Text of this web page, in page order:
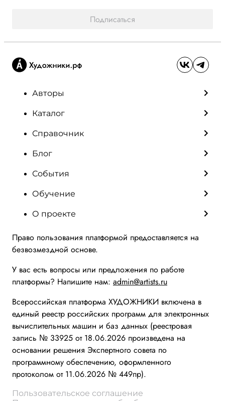
Подписаться
Авторы
Каталог
Справочник
Блог
События
Обучение
О проекте
Право пользования платформой предоставляется на
безвозмездной основе.
У вас есть вопросы или предложения по работе
платформы? Напишите нам: admin@artists.ru
Всероссийская платформа ХУДОЖНИКИ включена в
единый реестр российских программ для электронных
вычислительных машин и баз данных (реестровая
запись № 33925 от 18.06.2026 произведена на
основании решения Экспертного совета по
программному обеспечению, оформленного
протоколом от 11.06.2026 № 449пр).
Пользовательское соглашение